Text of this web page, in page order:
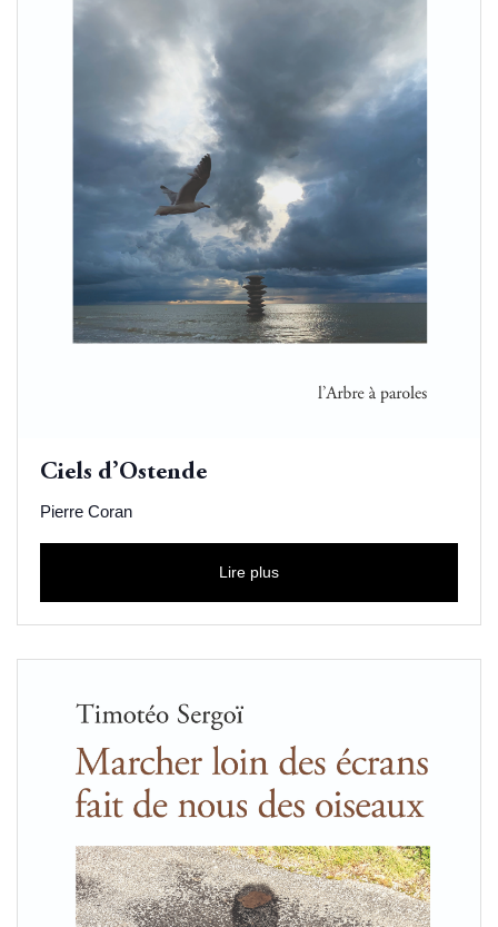
Ciels d’Ostende
Pierre Coran
Lire plus